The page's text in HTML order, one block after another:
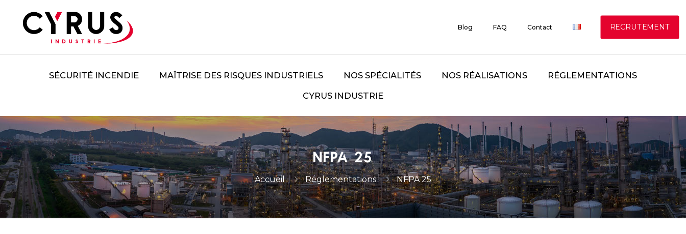
Blog FAQ Contact RECRUTEMENT
SÉCURITÉ INCENDIE MAÎTRISE DES RISQUES INDUSTRIELS NOS SPÉCIALITÉS NOS RÉALISATIONS
RÉGLEMENTATIONS
CYRUS INDUSTRIE
NFPA 25
Accueil Réglementations NFPA 25